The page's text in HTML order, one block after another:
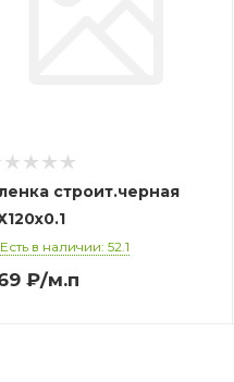
строит.черная
Есть в наличии: 52.1
₽/м.п